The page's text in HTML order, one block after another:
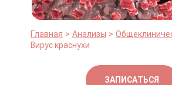
Главная Анализы
Вирус краснухи
ЗАПИСАТЬСЯ